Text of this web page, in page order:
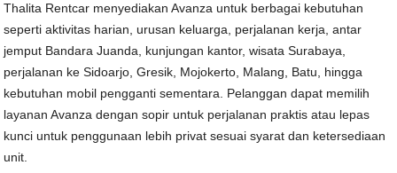
Thalita Rentcar menyediakan Avanza untuk berbagai kebutuhan
seperti aktivitas harian, urusan keluarga, perjalanan kerja, antar
jemput Bandara Juanda, kunjungan kantor, wisata Surabaya,
perjalanan ke Sidoarjo, Gresik, Mojokerto, Malang, Batu, hingga
kebutuhan mobil pengganti sementara. Pelanggan dapat memilih
layanan Avanza dengan sopir untuk perjalanan praktis atau lepas
kunci untuk penggunaan lebih privat sesuai syarat dan ketersediaan
unit.